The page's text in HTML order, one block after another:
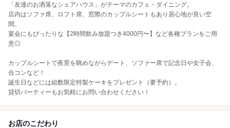
「友達のお洒落なシェアハウス」がテーマのカフェ・ダイニング。
店内はソファ席、ロフト席、窓際のカップルシートもあり居心地が良い空
間。
宴会にもぴったりな【2時間飲み放題つき4000円〜】など各種プランをご用
意◎
カップルシートで夜景を眺めながらデート、ソファー席で記念日や女子会、
合コンなど！
誕生日などには組数限定特製ケーキをプレゼント（要予約）。
貸切パーティーもお気軽にお問い合わせください！
お店のこだわり